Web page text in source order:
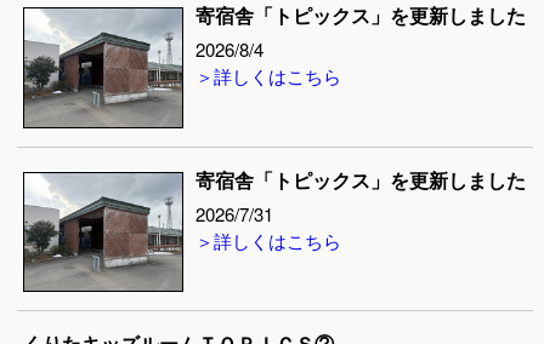
寄宿舎「トピックス」を更新しました
2026/8/4
＞詳しくはこちら
寄宿舎「トピックス」を更新しました
2026/7/31
＞詳しくはこちら